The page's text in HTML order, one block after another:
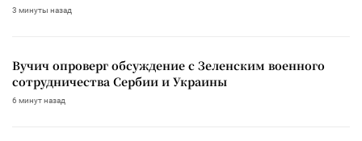
3 минуты назад
Вучич опроверг обсуждение с Зеленским военного
сотрудничества Сербии и Украины
6 минут назад